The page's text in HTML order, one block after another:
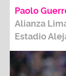
Paolo
Alianza
Estadio